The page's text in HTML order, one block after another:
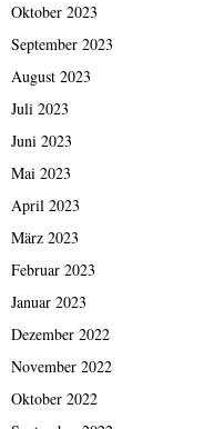
Oktober 2023
September 2023
August 2023
Juli 2023
Juni 2023
Mai 2023
April 2023
März 2023
Februar 2023
Januar 2023
Dezember 2022
November 2022
Oktober 2022